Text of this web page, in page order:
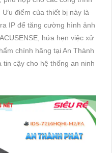
điểm của thiết bị này là
IP để tăng cường hình ảnh
hứa hẹn việc xử
chính hãng tại An Thành
tin cậy cho hệ thống an ninh